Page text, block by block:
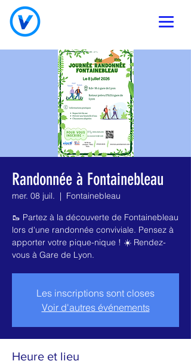
Randonnée à Fontainebleau
mer. 08 juil.
  |
Fontainebleau
🥾 Partez à la découverte de Fontainebleau
lors d'une randonnée conviviale. Pensez à
apporter votre pique-nique ! ☀️ Rendez-
vous à Gare de Lyon.
Les inscriptions sont closes
Voir d'autres événements
Heure et lieu